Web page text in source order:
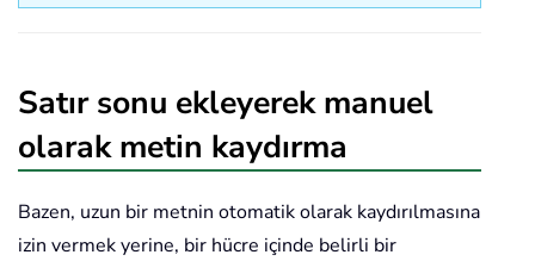
Satır sonu ekleyerek manuel
olarak metin kaydırma
Bazen, uzun bir metnin otomatik olarak kaydırılmasına
izin vermek yerine, bir hücre içinde belirli bir